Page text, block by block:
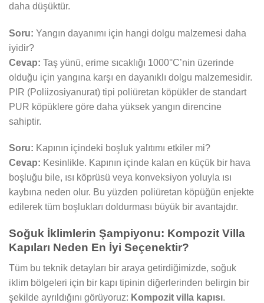
daha düşüktür.
Soru: Yangın dayanımı için hangi dolgu malzemesi daha
iyidir?
Cevap: Taş yünü, erime sıcaklığı 1000°C’nin üzerinde
olduğu için yangına karşı en dayanıklı dolgu malzemesidir.
PIR (Poliizosiyanurat) tipi poliüretan köpükler de standart
PUR köpüklere göre daha yüksek yangın direncine
sahiptir.
Soru: Kapının içindeki boşluk yalıtımı etkiler mi?
Cevap: Kesinlikle. Kapının içinde kalan en küçük bir hava
boşluğu bile, ısı köprüsü veya konveksiyon yoluyla ısı
kaybına neden olur. Bu yüzden poliüretan köpüğün enjekte
edilerek tüm boşlukları doldurması büyük bir avantajdır.
Soğuk İklimlerin Şampiyonu: Kompozit Villa
Kapıları Neden En İyi Seçenektir?
Tüm bu teknik detayları bir araya getirdiğimizde, soğuk
iklim bölgeleri için bir kapı tipinin diğerlerinden belirgin bir
şekilde ayrıldığını görüyoruz: Kompozit villa kapısı.